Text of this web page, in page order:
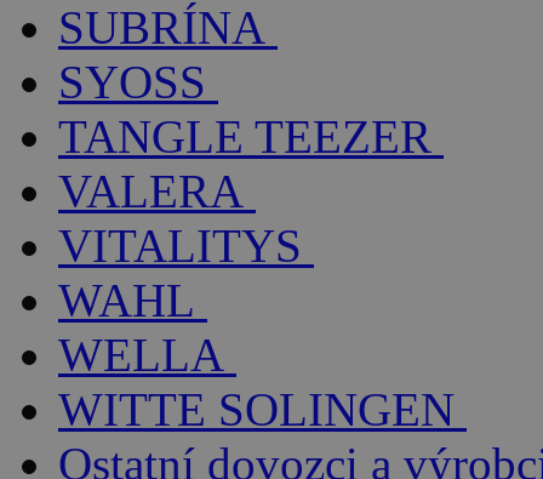
SUBRÍNA
SYOSS
TANGLE TEEZER
VALERA
VITALITYS
WAHL
WELLA
WITTE SOLINGEN
Ostatní dovozci a